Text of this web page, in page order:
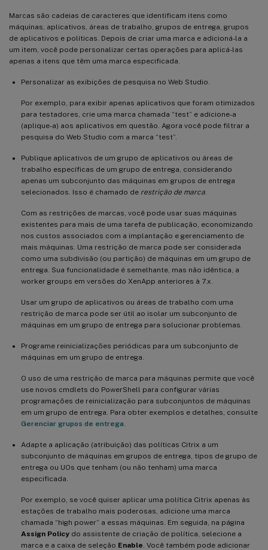
Marcas são cadeias de caracteres que identificam itens como
máquinas, aplicativos, áreas de trabalho, grupos de entrega, grupos
de aplicativos e políticas. Depois de criar uma marca e adicioná-la a
um item, você pode personalizar certas operações para aplicá-las
apenas a itens que têm uma marca especificada.
Personalizar as exibições de pesquisa no Web Studio.
Por exemplo, para exibir apenas aplicativos que foram otimizados
para testadores, crie uma marca chamada “test” e adicione-a
(aplique-a) aos aplicativos em questão. Agora você pode filtrar a
pesquisa do Web Studio com a marca “test”.
Publique aplicativos de um grupo de aplicativos ou áreas de
trabalho específicas de um grupo de entrega, considerando
apenas um subconjunto das máquinas em grupos de entrega
selecionados. Isso é chamado de restrição de marca
Com as restrições de marcas, você pode usar suas máquinas
existentes para mais de uma tarefa de publicação, economizando
nos custos associados com a implantação e gerenciamento de
mais máquinas. Uma restrição de marca pode ser considerada
como uma subdivisão (ou partição) de máquinas em um grupo de
entrega. Sua funcionalidade é semelhante, mas não idêntica, a
worker groups em versões do XenApp anteriores à 7.x.
Usar um grupo de aplicativos ou áreas de trabalho com uma
restrição de marca pode ser útil ao isolar um subconjunto de
máquinas em um grupo de entrega para solucionar problemas.
Programe reinicializações periódicas para um subconjunto de
máquinas em um grupo de entrega.
O uso de uma restrição de marca para máquinas permite que você
use novos cmdlets do PowerShell para configurar várias
programações de reinicialização para subconjuntos de máquinas
em um grupo de entrega. Para obter exemplos e detalhes, consulte
Gerenciar grupos de entrega
Adapte a aplicação (atribuição) das políticas Citrix a um
subconjunto de máquinas em grupos de entrega, tipos de grupo de
entrega ou UOs que tenham (ou não tenham) uma marca
especificada.
Por exemplo, se você quiser aplicar uma política Citrix apenas às
estações de trabalho mais poderosas, adicione uma marca
chamada “high power” a essas máquinas. Em seguida, na página
Assign Policy do assistente de criação de política, selecione a
marca e a caixa de seleção Enable . Você também pode adicionar